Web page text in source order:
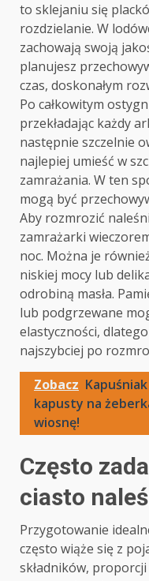
to sklejaniu się
rozdzielanie. W
zachowają swoją
planujesz
czas, doskonałym
Po całkowitym
przekładając każdy
następnie szczelnie
najlepiej umieść w
zamrażania. W ten
mogą być
Aby rozmrozić
zamrażarki
noc. Można je
niskiej mocy lub
odrobiną masła.
lub podgrzewane
elastyczności,
najszybciej po
Zobacz
kapusty na
wiosnę!
Często
ciasto
Przygotowanie
często wiąże się z
składników,